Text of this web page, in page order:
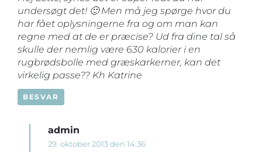
undersøgt det! 🙂 Men må jeg spørge hvor du
har fået oplysningerne fra og om man kan
regne med at de er præcise? Ud fra dine tal så
skulle der nemlig være 630 kalorier i en
rugbrødsbolle med græskarkerner, kan det
virkelig passe?? Kh Katrine
BESVAR
admin
29. oktober 2013 den 14:36